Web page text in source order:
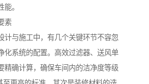
能。
素
计与施工中，有几个关键环节不容忽
化系统的配置。高效过滤器、送风单
精确计算，确保车间内的洁净度等级